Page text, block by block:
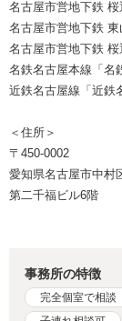
名古屋市営地下鉄
名古屋市営地下鉄
名古屋市営地下鉄
名鉄名古屋本線「名
近鉄名古屋線「近鉄
＜住所＞
〒450-0002
愛知県名古屋市中村
第二千福ビル6階
事務所の特徴
完全個室で相談